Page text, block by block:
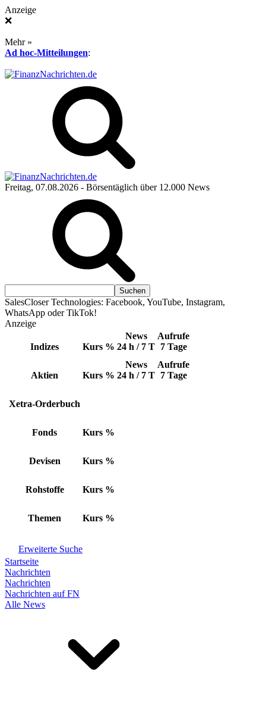
Anzeige
❌
Mehr »
Ad hoc-Mitteilungen:
Freitag, 07.08.2026 - Börsentäglich über 12.000 News
SalesCloser Technologies: Facebook, YouTube, Instagram,
WhatsApp oder TikTok!
Anzeige
Indizes Kurs %
News
24 h / 7 T
Aufrufe
7 Tage
Aktien Kurs %
News
24 h / 7 T
Aufrufe
7 Tage
Xetra-Orderbuch
Fonds Kurs %
Devisen Kurs %
Rohstoffe Kurs %
Themen Kurs %
Erweiterte Suche
Startseite
Nachrichten
Nachrichten
Nachrichten auf FN
Alle News